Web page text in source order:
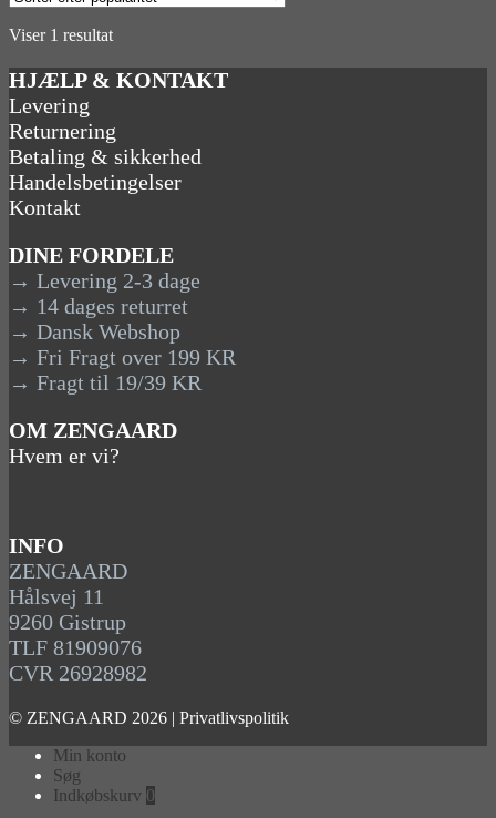
Viser 1 resultat
HJÆLP & KONTAKT
Levering
Returnering
Betaling & sikkerhed
Handelsbetingelser
Kontakt
DINE FORDELE
→ Levering 2-3 dage
→ 14 dages returret
→ Dansk Webshop
→ Fri Fragt over 199 KR
→ Fragt til 19/39 KR
OM ZENGAARD
Hvem er vi?
INFO
ZENGAARD
Hålsvej 11
9260 Gistrup
TLF 81909076
CVR 26928982
© ZENGAARD 2026 | Privatlivspolitik
Min konto
Søg
Indkøbskurv 0